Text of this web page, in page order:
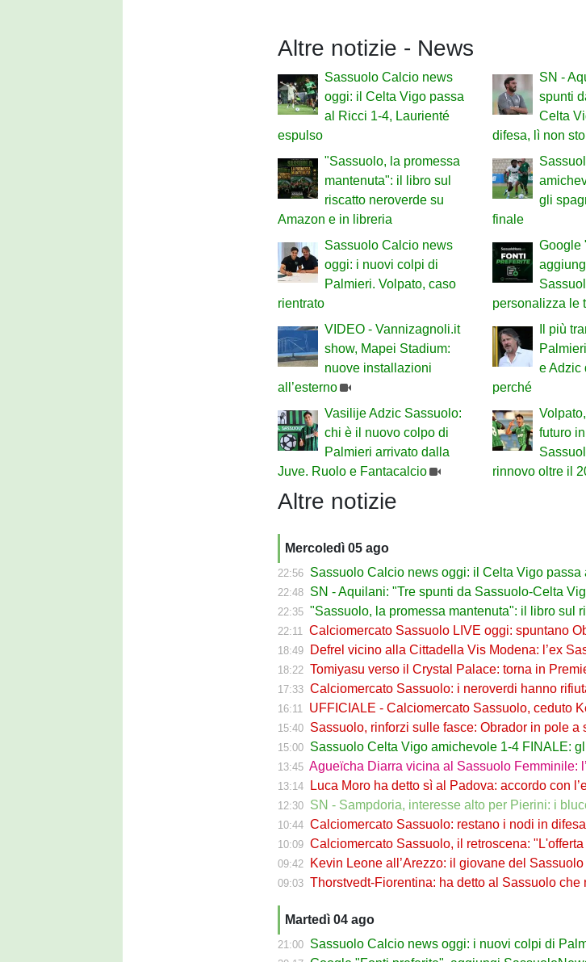
Altre notizie - News
Sassuolo Calcio news
oggi: il Celta Vigo passa
al Ricci 1-4, Laurienté
espulso
SN -
spunti
Celta
difesa, lì non
"Sassuolo, la promessa
mantenuta": il libro sul
riscatto neroverde su
Amazon e in libreria
gli
finale
Sassuolo Calcio news
oggi: i nuovi colpi di
Palmieri. Volpato, caso
rientrato
Google
personalizza le
VIDEO - Vannizagnoli.it
show, Mapei Stadium:
nuove installazioni
all’esterno
Il più
e Adzic
perché
Vasilije Adzic Sassuolo:
chi è il nuovo colpo di
Palmieri arrivato dalla
Juve. Ruolo e Fantacalcio
futuro
rinnovo oltre il
Altre notizie
Mercoledì 05 ago
22:56 Sassuolo Calcio news oggi: il Celta Vigo passa al Ricci 1-4,
22:48 SN - Aquilani: "Tre spunti da Sassuolo-Celta Vigo. Problemi in
22:35 "Sassuolo, la promessa mantenuta": il libro sul riscatto neroverde
22:11 Calciomercato Sassuolo LIVE oggi: spuntano Obrador, Valeri e
18:49 Defrel vicino alla Cittadella Vis Modena: l’ex Sassuolo pronto a
18:22 Tomiyasu verso il Crystal Palace: torna in Premier, piaceva
17:33 Calciomercato Sassuolo: i neroverdi hanno rifiutato
16:11 UFFICIALE - Calciomercato Sassuolo, ceduto Kevin Leone
15:40 Sassuolo, rinforzi sulle fasce: Obrador in pole a sinistra,
15:00 Sassuolo Celta Vigo amichevole 1-4 FINALE: gli spagnoli
13:45 Agueïcha Diarra vicina al Sassuolo Femminile: l’attaccante maliana a
13:14 Luca Moro ha detto sì al Padova: accordo con l’entourage, trattativa
12:30 SN - Sampdoria, interesse alto per Pierini: i blucerchiati pronti a
10:44 Calciomercato Sassuolo: restano i nodi in difesa e a
10:09 Calciomercato Sassuolo, il retroscena: "L'offerta del Cagliari
09:42 Kevin Leone all’Arezzo: il giovane del Sassuolo in prestito, già
09:03 Thorstvedt-Fiorentina: ha detto al Sassuolo che non
Martedì 04 ago
21:00 Sassuolo Calcio news oggi: i nuovi colpi di Palmieri.